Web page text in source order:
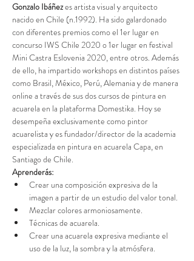
Gonzalo Ibáñez es artista visual y arquitecto
nacido en Chile (n.1992). Ha sido galardonado
con diferentes premios como el 1er lugar en
concurso IWS Chile 2020 o 1er lugar en festival
Mini Castra Eslovenia 2020, entre otros. Además
de ello, ha impartido workshops en distintos países
como Brasil, México, Perú, Alemania y de manera
online a través de sus dos cursos de pintura en
acuarela en la plataforma Domestika. Hoy se
desempeña exclusivamente como pintor
acuarelista y es fundador/director de la academia
especializada en pintura en acuarela Capa, en
Santiago de Chile.
Aprenderás:
Crear una composición expresiva de la
imagen a partir de un estudio del valor tonal.
Mezclar colores armoniosamente.
Técnicas de acuarela.
Crear una acuarela expresiva mediante el
uso de la luz, la sombra y la atmósfera.